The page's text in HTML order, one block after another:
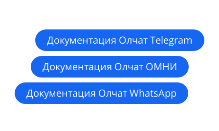
Документация Олчат Telegram
Документация Олчат ОМНИ
Документация Олчат WhatsApp